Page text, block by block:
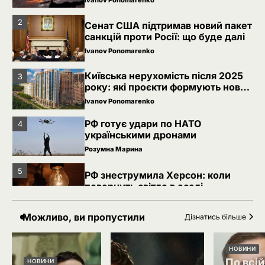
2
Сенат США підтримав новий пакет
санкцій проти Росії: що буде далі
Ivanov Ponomarenko
3
Київська нерухомість після 2025
року: які проєкти формують новий
вигляд столиці
Ivanov Ponomarenko
4
РФ готує удари по НАТО
українськими дронами
Розумна Марина
5
РФ знеструмила Херсон: коли
повернуть світло в оселі
Розумна Марина
Невідомі безпілотники помітили
над військовою базою Німеччини,
де ремонтують Patriot
Ivanov Ponomarenko
Можливо, ви пропустили Дізнатись більше
НОВИНИ
НОВИНИ
По всій